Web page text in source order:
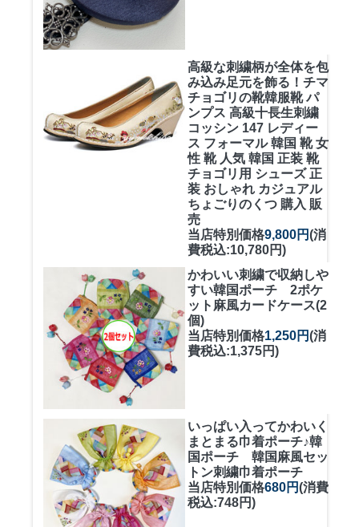
高級な刺繍柄が全体を包
み込み足元を飾る！ チマ
チョゴリの靴韓服靴 パ
ンプス 高級十長生刺繍
コッシン 147 レディー
ス フォーマル 韓国 靴 女
性 靴 人気 韓国 正装 靴
チョゴリ用 シューズ 正
装 おしゃれ カジュアル
ちょごりのくつ 購入 販
売
当店特別価格9,800円(消
費税込:10,780円)
かわいい刺繍で収納しや
すい韓国ポーチ 2ポケ
ット麻風カードケース(2
個)
当店特別価格1,250円(消
費税込:1,375円)
いっぱい入ってかわいく
まとまる巾着ポーチ♪韓
国ポーチ 韓国麻風セッ
トン刺繍巾着ポーチ
当店特別価格680円(消費
税込:748円)